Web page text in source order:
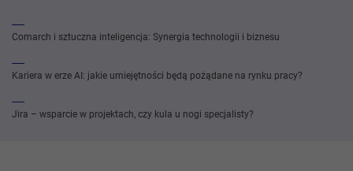
Comarch i sztuczna inteligencja: Synergia technologii i biznesu
Kariera w erze AI: jakie umiejętności będą pożądane na rynku pracy?
Jira – wsparcie w projektach, czy kula u nogi specjalisty?